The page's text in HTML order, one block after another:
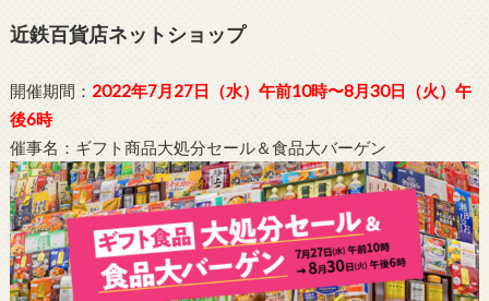
近鉄百貨店ネットショップ
開催期間： 2022年7月27日（水）午前10時〜8月30日（火）午
後6時
催事名：ギフト商品大処分セール＆食品大バーゲン